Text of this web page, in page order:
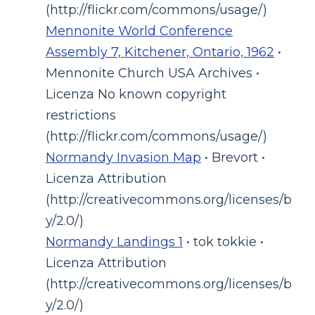
(http://flickr.com/commons/usage/)
Mennonite World Conference
Assembly 7, Kitchener, Ontario, 1962 •
Mennonite Church USA Archives •
Licenza No known copyright
restrictions
(http://flickr.com/commons/usage/)
Normandy Invasion Map • Brevort •
Licenza Attribution
(http://creativecommons.org/licenses/b
y/2.0/)
Normandy Landings 1 • tok tokkie •
Licenza Attribution
(http://creativecommons.org/licenses/b
y/2.0/)